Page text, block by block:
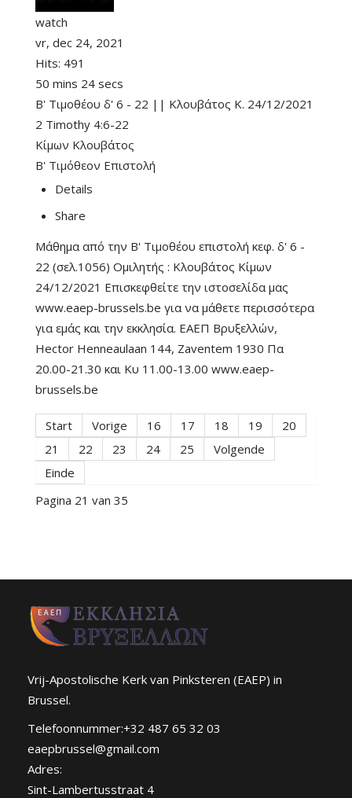
watch
vr, dec 24, 2021
Hits: 491
50 mins 24 secs
Β' Τιμοθέου δ' 6 - 22 || Κλουβάτος Κ. 24/12/2021
2 Timothy 4:6-22
Κίμων Κλουβάτος
Β' Τιμόθεον Επιστολή
Details
Share
Μάθημα από την Β' Τιμοθέου επιστολή κεφ. δ' 6 -
22 (σελ.1056) Ομιλητής : Κλουβάτος Κίμων
24/12/2021 Επισκεφθείτε την ιστοσελίδα μας
www.eaep-brussels.be για να μάθετε περισσότερα
για εμάς και την εκκλησία. ΕΑΕΠ Βρυξελλών,
Hector Henneaulaan 144, Zaventem 1930 Πα
20.00-21.30 και Κυ 11.00-13.00 www.eaep-
brussels.be
Start Vorige 16 17 18 19
20
21
22 23 24 25
Volgende
Einde
Pagina 21 van 35
Vrij-Apostolische Kerk van Pinksteren (EAEP) in
Brussel.
Telefoonnummer:+32 487 65 32 03
eaepbrussel@gmail.com
Adres:
Sint-Lambertusstraat 4